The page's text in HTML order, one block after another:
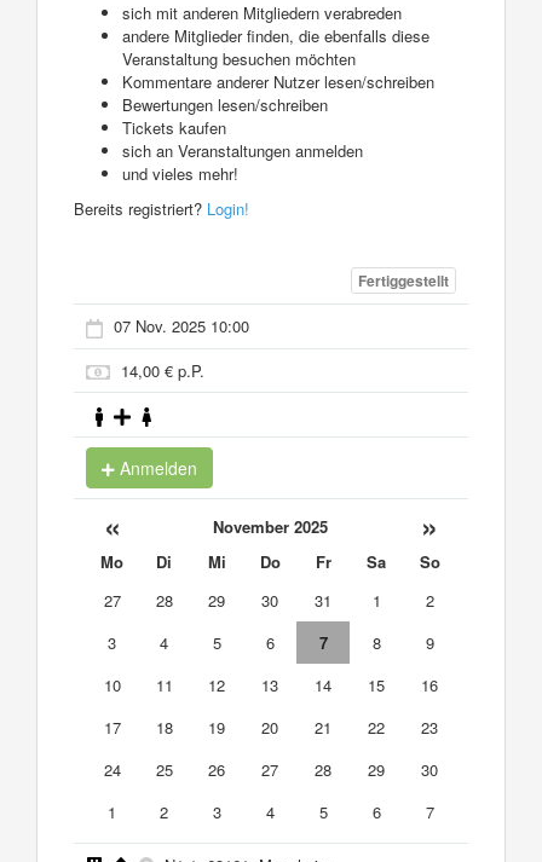
sich mit anderen Mitgliedern verabreden
andere Mitglieder finden, die ebenfalls diese
Veranstaltung besuchen möchten
Kommentare anderer Nutzer lesen/schreiben
Bewertungen lesen/schreiben
Tickets kaufen
sich an Veranstaltungen anmelden
und vieles mehr!
Bereits registriert? Login!
Fertiggestellt
07 Nov. 2025 10:00
14,00 € p.P.
Anmelden
« November 2025 »
Mo Di Mi Do Fr Sa
So
27
28 29 30 31 1
2
3
4 5 6 7 8
9
10
11 12 13 14 15
16
17
18 19 20 21 22
23
24
25 26 27 28 29
30
1
2 3 4 5 6 7